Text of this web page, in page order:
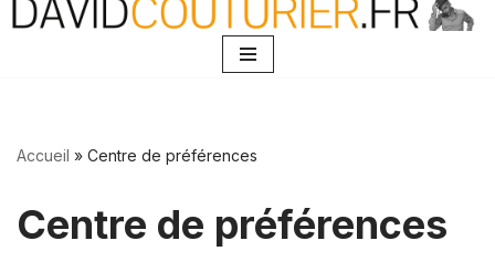
Accueil » Centre de préférences
Centre de préférences